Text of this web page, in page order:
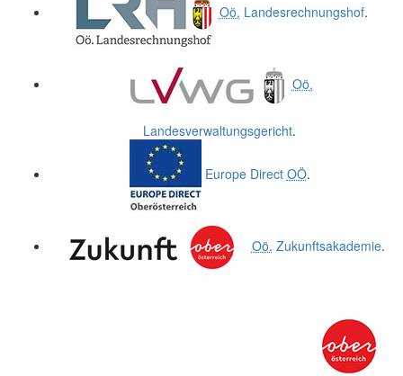
Oö. Landesrechnungshof.
Oö.
Landesverwaltungsgericht.
Europe Direct OÖ.
Oö. Zukunftsakademie.